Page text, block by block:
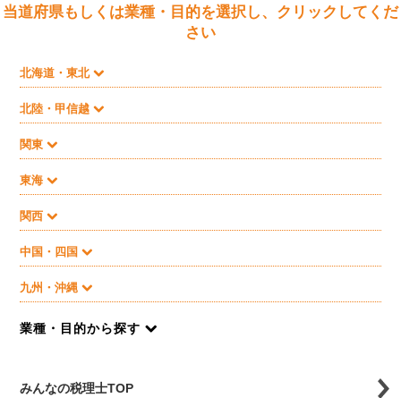
当道府県もしくは業種・目的を選択し、クリックしてくだ
さい
北海道・東北
北陸・甲信越
関東
東海
関西
中国・四国
九州・沖縄
業種・目的から探す
みんなの税理士TOP